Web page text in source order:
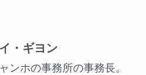
・ギヨン
ンホの事務所の事務長。